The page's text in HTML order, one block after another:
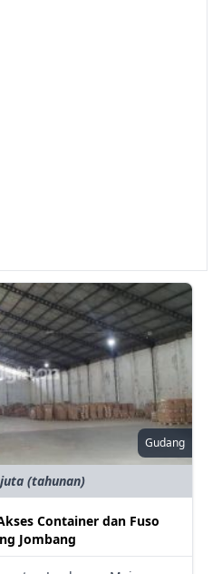
Gudang
(tahunan)
Container dan Fuso
Jombang